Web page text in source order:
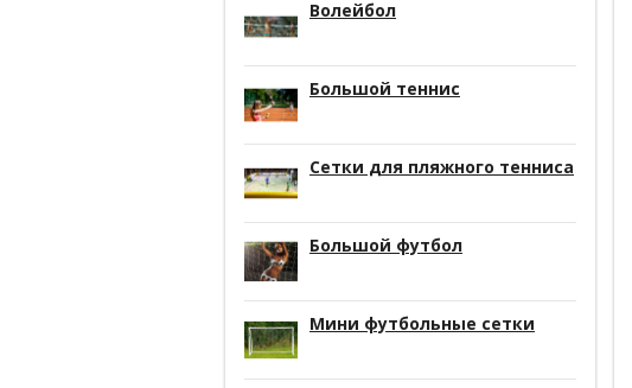
Волейбол
Большой теннис
Сетки для пляжного тенниса
Большой футбол
Мини футбольные сетки